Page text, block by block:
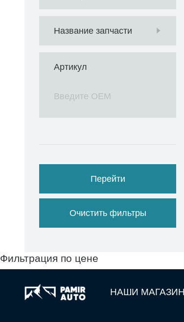
Название запчасти
Артикул
Перейти
Очистить фильтры
Фильтрация по цене
НАШИ